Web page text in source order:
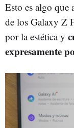
Esto es algo que
de los Galaxy Z
por la estética y
expresamente